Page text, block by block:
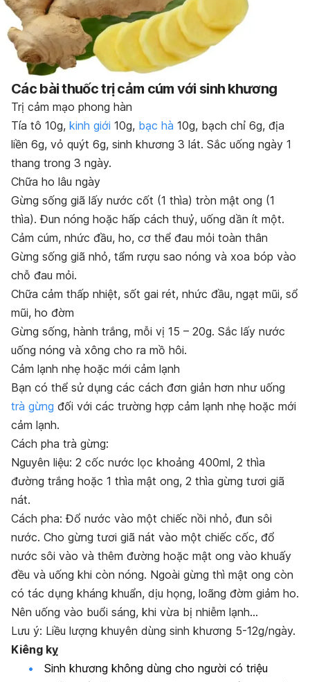
Các bài thuốc trị cảm cúm với sinh khương
Trị cảm mạo phong hàn
Tía tô 10g, kinh giới 10g, bạc hà 10g, bạch chỉ 6g, địa
liền 6g, vỏ quýt 6g, sinh khương 3 lát. Sắc uống ngày 1
thang trong 3 ngày.
Chữa ho lâu ngày
Gừng sống giã lấy nước cốt (1 thìa) tròn mật ong (1
thìa). Đun nóng hoặc hấp cách thuỷ, uống dần ít một.
Cảm cúm, nhức đầu, ho, cơ thể đau mỏi toàn thân
Gừng sống giã nhỏ, tẩm rượu sao nóng và xoa bóp vào
chỗ đau mỏi.
Chữa cảm thấp nhiệt, sốt gai rét, nhức đầu, ngạt mũi, sổ
mũi, ho đờm
Gừng sống, hành trắng, mỗi vị 15 – 20g. Sắc lấy nước
uống nóng và xông cho ra mồ hôi.
Cảm lạnh nhẹ hoặc mới cảm lạnh
Bạn có thể sử dụng các cách đơn giản hơn như uống
trà gừng đối với các trường hợp cảm lạnh nhẹ hoặc mới
cảm lạnh.
Cách pha trà gừng:
Nguyên liệu: 2 cốc nước lọc khoảng 400ml, 2 thìa
đường trắng hoặc 1 thìa mật ong, 2 thìa gừng tươi giã
nát.
Cách pha: Đổ nước vào một chiếc nồi nhỏ, đun sôi
nước. Cho gừng tươi giã nát vào một chiếc cốc, đổ
nước sôi vào và thêm đường hoặc mật ong vào khuấy
đều và uống khi còn nóng. Ngoài gừng thì mật ong còn
có tác dụng kháng khuẩn, dịu họng, loãng đờm giảm ho.
Nên uống vào buổi sáng, khi vừa bị nhiễm lạnh…
Lưu ý: Liều lượng khuyên dùng sinh khương 5-12g/ngày.
Kiêng kỵ
Sinh khương không dùng cho người có triệu